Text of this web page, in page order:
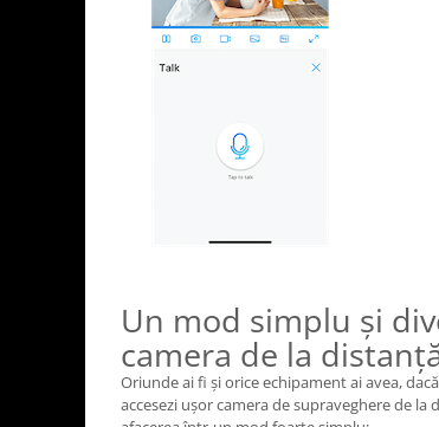
Un mod simplu și
camera de la
Oriunde ai fi și orice echipament ai avea,
accesezi ușor camera de supraveghere de